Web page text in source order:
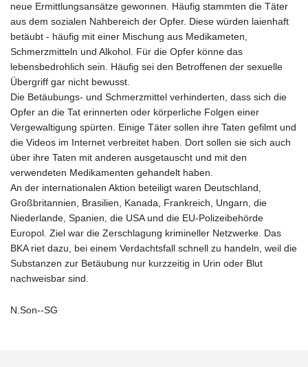
neue Ermittlungsansätze gewonnen. Häufig stammten die Täter
aus dem sozialen Nahbereich der Opfer. Diese würden laienhaft
betäubt - häufig mit einer Mischung aus Medikameten,
Schmerzmitteln und Alkohol. Für die Opfer könne das
lebensbedrohlich sein. Häufig sei den Betroffenen der sexuelle
Übergriff gar nicht bewusst.
Die Betäubungs- und Schmerzmittel verhinderten, dass sich die
Opfer an die Tat erinnerten oder körperliche Folgen einer
Vergewaltigung spürten. Einige Täter sollen ihre Taten gefilmt und
die Videos im Internet verbreitet haben. Dort sollen sie sich auch
über ihre Taten mit anderen ausgetauscht und mit den
verwendeten Medikamenten gehandelt haben.
An der internationalen Aktion beteiligt waren Deutschland,
Großbritannien, Brasilien, Kanada, Frankreich, Ungarn, die
Niederlande, Spanien, die USA und die EU-Polizeibehörde
Europol. Ziel war die Zerschlagung krimineller Netzwerke. Das
BKA riet dazu, bei einem Verdachtsfall schnell zu handeln, weil die
Substanzen zur Betäubung nur kurzzeitig in Urin oder Blut
nachweisbar sind.
N.Son--SG